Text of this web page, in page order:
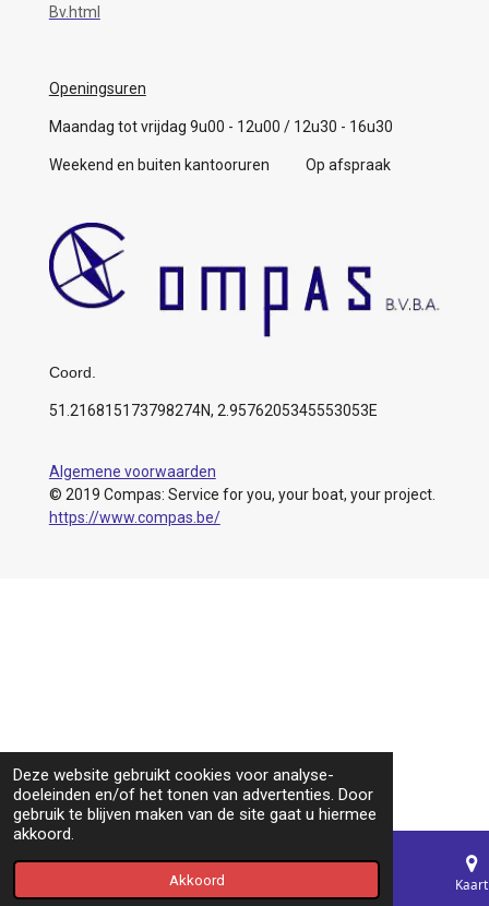
Deze website gebruikt cookies voor analyse-
doeleinden en/of het tonen van advertenties. Door
gebruik te blijven maken van de site gaat u hiermee
akkoord.
Akkoord
Bv.html
Openingsuren
Maandag tot vrijdag 9u00 - 12u00 / 12u30 - 16u30
Weekend en buiten kantooruren Op afspraak
Coord.
51.216815173798274N, 2.9576205345553053E
Algemene voorwaarden
© 2019 Compas: Service for you, your boat, your project.
https://www.compas.be/
Kaart